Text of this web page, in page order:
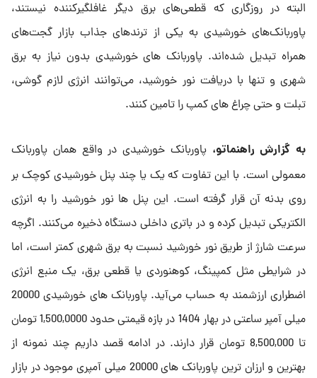
البته در روزگاری که قطعی‌های برق دیگر غافلگیرکننده نیستند،
پاوربانک‌های خورشیدی به یکی از ترندهای جذاب بازار گجت‌های
همراه تبدیل شده‌اند. پاوربانک های خورشیدی بدون نیاز به برق
شهری و تنها با دریافت نور خورشید، می‌توانند انرژی لازم گوشی،
تبلت و حتی چراغ های کمپ را تامین کنند.
به گزارش راهنماتو، پاوربانک خورشیدی در واقع همان پاوربانک
معمولی است. با این تفاوت که یک یا چند پنل خورشیدی کوچک بر
روی بدنه آن قرار گرفته است. این پنل ها نور خورشید را به انرژی
الکتریکی تبدیل کرده و در باتری داخلی دستگاه ذخیره می‌کنند. اگرچه
سرعت شارژ از طریق نور خورشید نسبت به برق شهری کمتر است، اما
در شرایطی مثل کمپینگ، کوهنوردی یا قطعی برق، یک منبع انرژی
اضطراری ارزشمند به حساب می‌آید. پاوربانک های خورشیدی 20000
میلی آمپر ساعتی در بهار 1404 در بازه قیمتی حدود 1,500,0000 تومان
تا 8,500,000 تومان قرار دارند. در ادامه قصد داریم چند نمونه از
بهترین و ارزان ترین پاوربانک های 20000 میلی آمپری موجود در بازار